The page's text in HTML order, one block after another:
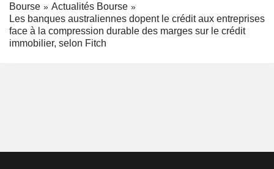
Bourse
Actualités Bourse
Les banques australiennes dopent le crédit aux entreprises
face à la compression durable des marges sur le crédit
immobilier, selon Fitch